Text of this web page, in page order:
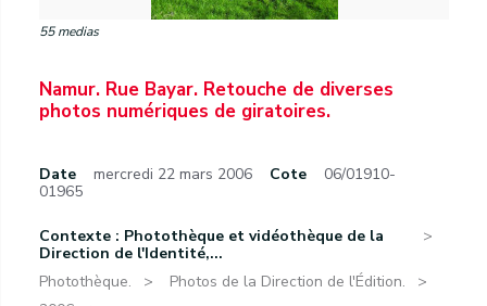
55 medias
Namur. Rue Bayar. Retouche de diverses
photos numériques de giratoires.
Date mercredi 22 mars 2006 Cote
06/01910-
01965
Contexte : Photothèque et vidéothèque de la
Direction de l'Identité,...
Photothèque.
Photos de la Direction de l'Édition.